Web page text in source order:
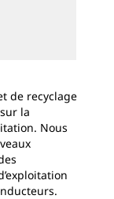
de recyclage
la
Nous